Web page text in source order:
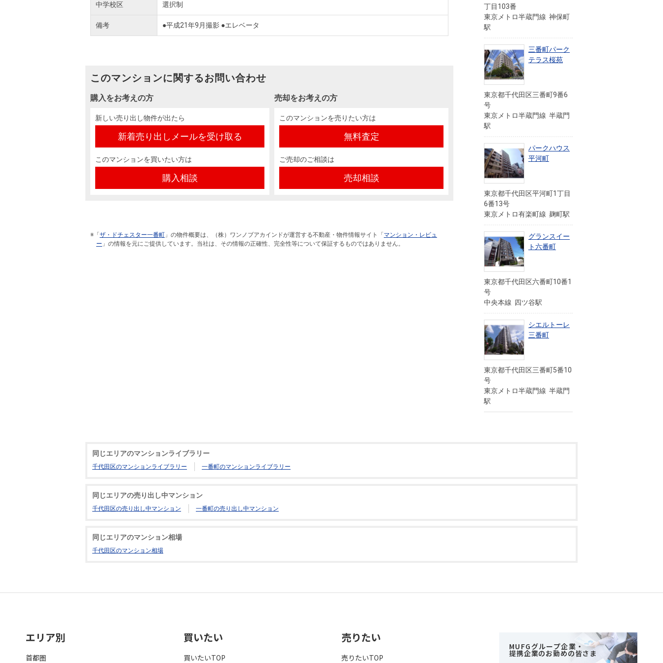
中学校区 選択制
備考 ●平成21年9月撮影 ●エレベータ
このマンションに関するお問い合わせ
購入をお考えの方
新しい売り出し物件が出たら
新着売り出しメールを受け取る
このマンションを買いたい方は
購入相談
売却をお考えの方
このマンションを売りたい方は
無料査定
ご売却のご相談は
売却相談
※「 ザ・ドチェスター一番町 」の物件概要は、（株）ワンノブアカインドが運営する不動産・物件情報サイト「 マンション・レビュ
ー 」の情報を元にご提供しています。当社は、その情報の正確性、完全性等について保証するものではありません。
丁目103番
東京メトロ半蔵門線 神保町
駅
三番町パーク
テラス桜苑
東京都千代田区三番町9番6
号
東京メトロ半蔵門線 半蔵門
駅
パークハウス
平河町
東京都千代田区平河町1丁目
6番13号
東京メトロ有楽町線 麹町駅
グランスイー
ト六番町
東京都千代田区六番町10番1
号
中央本線 四ツ谷駅
シエルトーレ
三番町
東京都千代田区三番町5番10
号
東京メトロ半蔵門線 半蔵門
駅
同じエリアのマンションライブラリー
千代田区のマンションライブラリー 一番町のマンションライブラリー
同じエリアの売り出し中マンション
千代田区の売り出し中マンション 一番町の売り出し中マンション
同じエリアのマンション相場
千代田区のマンション相場
エリア別
首都圏
買いたい
買いたいTOP
売りたい
売りたいTOP
MUFGグループ企業・
提携企業のお勤めの皆さま